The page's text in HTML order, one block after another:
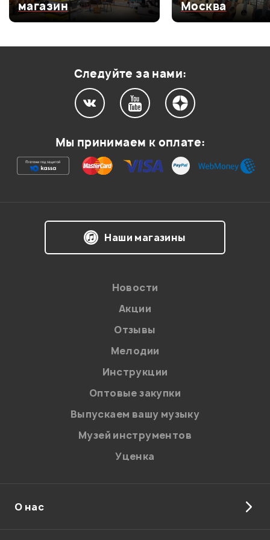
Оценка3
0
Ваша оценка:
на обработку персональных данных в
Политикой в отношении обработки
персональных данных.
Введите проверочное число:
Отправить
магазин
Москва
Следуйте за нами:
Мы принимаем к оплате:
Наши магазины
Новости
Акции
Отзывы
Мелодии
Инструкции
Оптовые закупки
Выпускаем вашу музыку
Музей инструментов
Уценка
О нас